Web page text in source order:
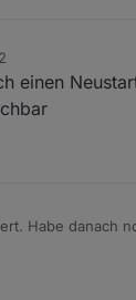
einen
Habe danach